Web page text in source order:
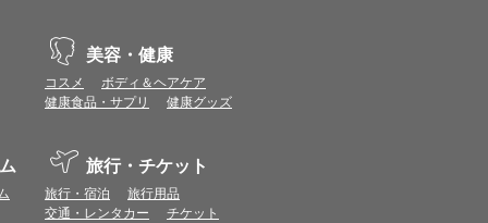
や表示が正しく行われない可能性がありま
が使用できる環境でご利用ください。
トまたは表示ポイント数をプレミアムポイ
。
美容・健康
コスメ
ボディ＆ヘアケア
健康食品・サプリ
健康グッズ
旅行・チケット
旅行・宿泊
旅行用品
交通・レンタカー
チケット